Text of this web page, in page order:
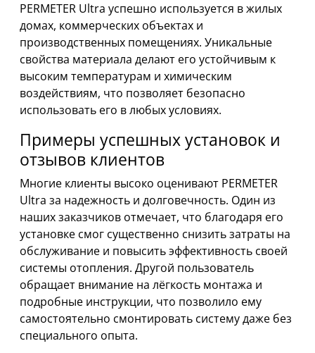
PERMETER Ultra успешно используется в жилых
домах, коммерческих объектах и
производственных помещениях. Уникальные
свойства материала делают его устойчивым к
высоким температурам и химическим
воздействиям, что позволяет безопасно
использовать его в любых условиях.
Примеры успешных установок и
отзывов клиентов
Многие клиенты высоко оценивают PERMETER
Ultra за надежность и долговечность. Один из
наших заказчиков отмечает, что благодаря его
установке смог существенно снизить затраты на
обслуживание и повысить эффективность своей
системы отопления. Другой пользователь
обращает внимание на лёгкость монтажа и
подробные инструкции, что позволило ему
самостоятельно смонтировать систему даже без
специального опыта.